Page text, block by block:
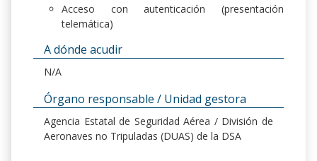
Acceso con autenticación (presentación
telemática)
A dónde acudir
N/A
Órgano responsable / Unidad gestora
Agencia Estatal de Seguridad Aérea / División de
Aeronaves no Tripuladas (DUAS) de la DSA